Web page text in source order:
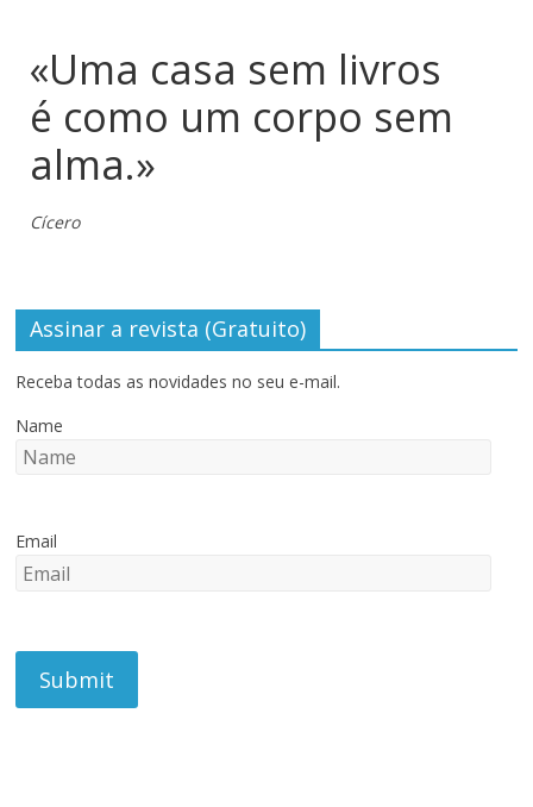
«Uma casa sem livros
é como um corpo sem
alma.»
Cícero
Assinar a revista (Gratuito)
Receba todas as novidades no seu e-mail.
Name
Email